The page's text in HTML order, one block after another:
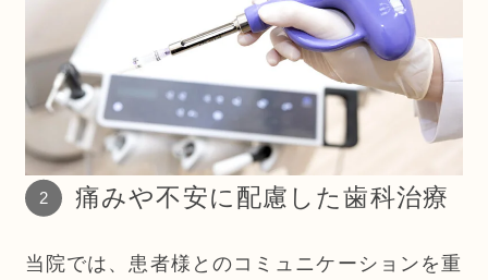
痛みや不安に配慮した歯科治療
当院では、患者様とのコミュニケーションを重